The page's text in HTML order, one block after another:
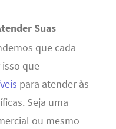
Suas
que cada
que
para atender às
Seja uma
ou mesmo